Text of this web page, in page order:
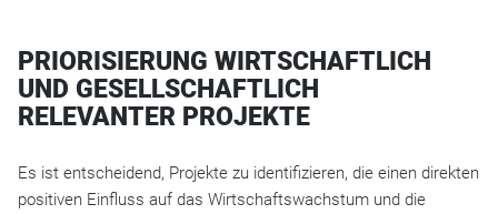
PRIORISIERUNG WIRTSCHAFTLICH
UND GESELLSCHAFTLICH
RELEVANTER PROJEKTE
Es ist entscheidend, Projekte zu identifizieren, die einen direkten
positiven Einfluss auf das Wirtschaftswachstum und die